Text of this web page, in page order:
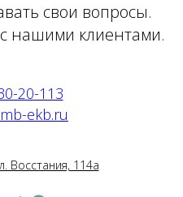
свои вопросы.
нашими клиентами.
20-113
ekb.ru
Восстания, 114а